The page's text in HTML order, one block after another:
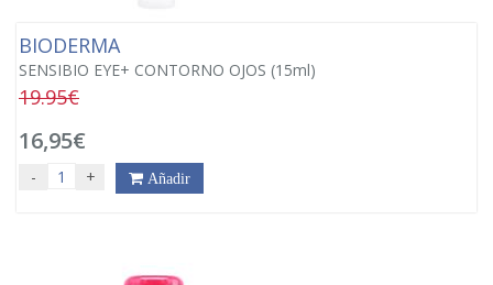
BIODERMA
SENSIBIO EYE+ CONTORNO OJOS (15ml)
19.95€
16,95€
- + Añadir